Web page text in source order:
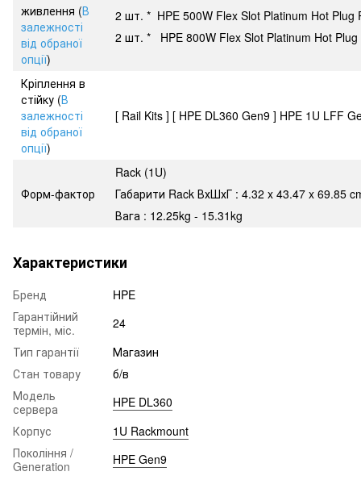
живлення (В
залежності
від обраної
опції)
2 шт. * HPE 500W Flex Slot Platinum Hot Plug
2 шт. * HPE 800W Flex Slot Platinum Hot
Кріплення в
стійку (В
залежності
від обраної
опції)
[ Rail Kits ] [ HPE DL360 Gen9 ] HPE 1U LFF
Форм-фактор
Rack (1U)
Габарити Rack ВхШхГ : 4.32 x 43.47 x 69.85
Вага : 12.25kg - 15.31kg
Характеристики
Бренд
HPE
Гарантійний
термін, міс.
24
Тип гарантії
Магазин
Стан товару
б/в
Модель
сервера
HPE DL360
Корпус
1U Rackmount
Покоління /
Generation
HPE Gen9